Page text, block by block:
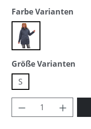
Farbe Varianten
blau
Größe Varianten
S
Produkt